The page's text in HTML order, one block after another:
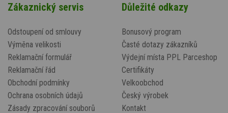
Zákaznický servis
Odstoupení od smlouvy
Výměna velikosti
Reklamační formulář
Reklamační řád
Obchodní podmínky
Ochrana osobních údajů
Zásady zpracování souborů
Důležité odkazy
Bonusový program
Časté dotazy zákazníků
Výdejní místa PPL Parceshop
Certifikáty
Velkoobchod
Český výrobek
Kontakt